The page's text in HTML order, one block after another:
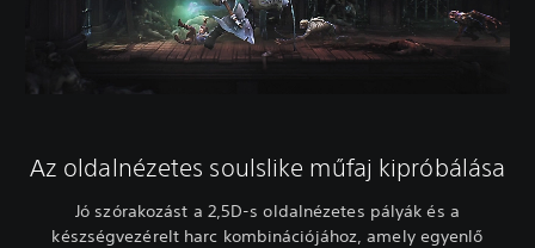
Az oldalnézetes soulslike műfaj kipróbálása
Jó szórakozást a 2,5D-s oldalnézetes pályák és a
készségvezérelt harc kombinációjához, amely egyenlő